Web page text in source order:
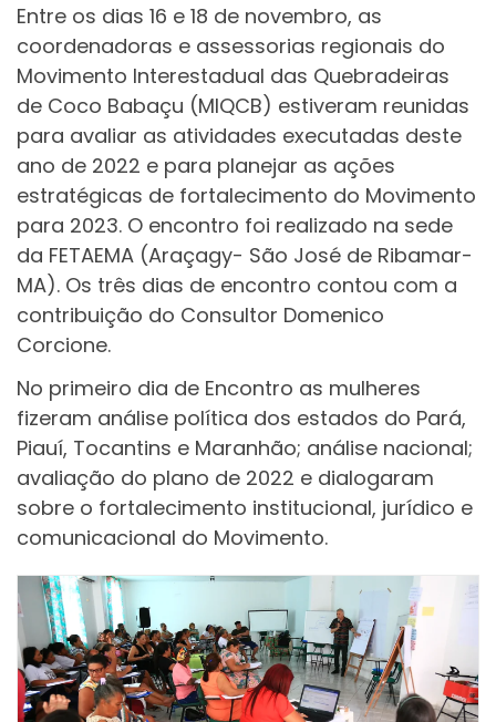
Entre os dias 16 e 18 de novembro, as
coordenadoras e assessorias regionais do
Movimento Interestadual das Quebradeiras
de Coco Babaçu (MIQCB) estiveram reunidas
para avaliar as atividades executadas deste
ano de 2022 e para planejar as ações
estratégicas de fortalecimento do Movimento
para 2023. O encontro foi realizado na sede
da FETAEMA (Araçagy- São José de Ribamar-
MA). Os três dias de encontro contou com a
contribuição do Consultor Domenico
Corcione.
No primeiro dia de Encontro as mulheres
fizeram análise política dos estados do Pará,
Piauí, Tocantins e Maranhão; análise nacional;
avaliação do plano de 2022 e dialogaram
sobre o fortalecimento institucional, jurídico e
comunicacional do Movimento.